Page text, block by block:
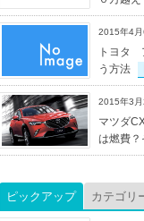
2015年4月
トヨタ
う方法
2015年3月
マツダ
は燃費？
ピックアップ カテゴリ